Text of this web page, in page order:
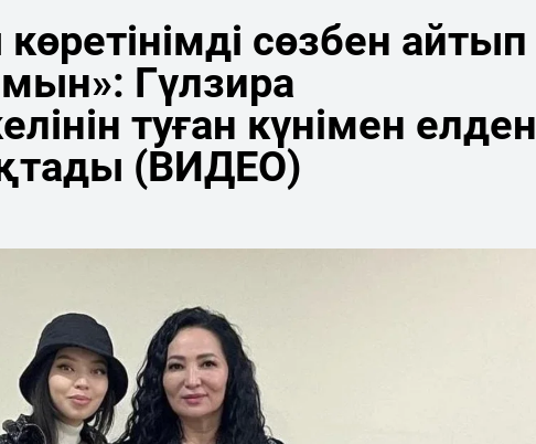
сөзбен айтып
Гүлзира
туған күнімен елден
(ВИДЕО)